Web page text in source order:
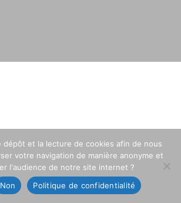
dépôt et la lecture de cookies afin de nous
votre navigation de manière anonyme et
l'audience de notre site internet ?
Non Politique de confidentialité